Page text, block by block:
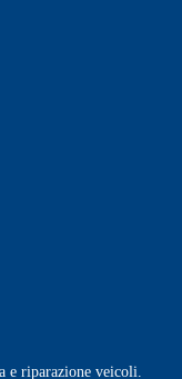
e riparazione veicoli.